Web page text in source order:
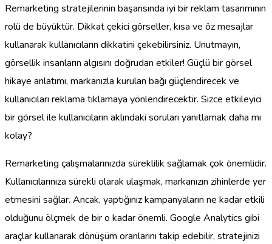
Remarketing stratejilerinin başarısında iyi bir reklam tasarımının
rolü de büyüktür. Dikkat çekici görseller, kısa ve öz mesajlar
kullanarak kullanıcıların dikkatini çekebilirsiniz. Unutmayın,
görsellik insanların algısını doğrudan etkiler! Güçlü bir görsel
hikaye anlatımı, markanızla kurulan bağı güçlendirecek ve
kullanıcıları reklama tıklamaya yönlendirecektir. Sizce etkileyici
bir görsel ile kullanıcıların aklındaki soruları yanıtlamak daha mı
kolay?
Remarketing çalışmalarınızda süreklilik sağlamak çok önemlidir.
Kullanıcılarınıza sürekli olarak ulaşmak, markanızın zihinlerde yer
etmesini sağlar. Ancak, yaptığınız kampanyaların ne kadar etkili
olduğunu ölçmek de bir o kadar önemli. Google Analytics gibi
araçlar kullanarak dönüşüm oranlarını takip edebilir, stratejinizi